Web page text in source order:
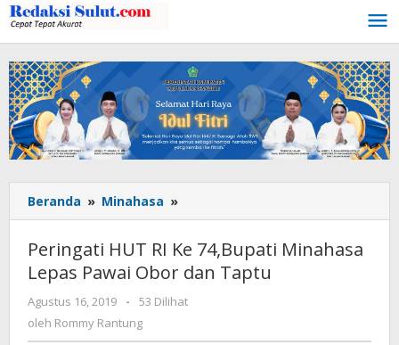
Lewati
ke
konten
Beranda » Minahasa »
HUT
Ke
74,Bupati
Minahasa
Peringati HUT RI Ke 74,Bupati Minahasa
Lepas Pawai Obor dan Taptu
Agustus 16, 2019
oleh
Rommy
Rantung
-
53 Dilihat
oleh Rommy Rantung